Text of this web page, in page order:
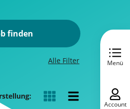
finden
Alle Filter Menü
Account